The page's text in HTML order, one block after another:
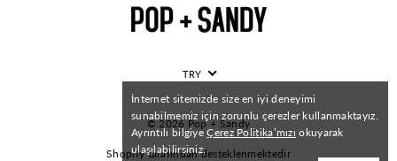
TRY
© 2026 Pop + Sandy
Shopify tarafından desteklenmektedir
İnternet sitemizde size en iyi deneyimi
sunabilmemiz için zorunlu çerezler kullanmaktayız.
Ayrıntılı bilgiyeÇerez Politika’mızı okuyarak
ulaşılabilirsiniz.